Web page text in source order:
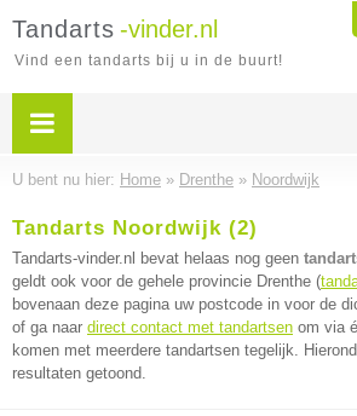
Tandarts -vinder.nl
Vind een tandarts bij u in de buurt!
U bent nu hier: Home » Drenthe » Noordwijk
Tandarts Noordwijk (2)
Tandarts-vinder.nl bevat helaas nog geen
geldt ook voor de gehele provincie Drenthe (
bovenaan deze pagina uw postcode in voor de
of ga naar direct contact met tandartsen om via
komen met meerdere tandartsen tegelijk.
resultaten getoond.